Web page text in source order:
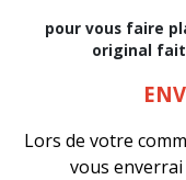
pour vous faire
original
Lors de votre
vous